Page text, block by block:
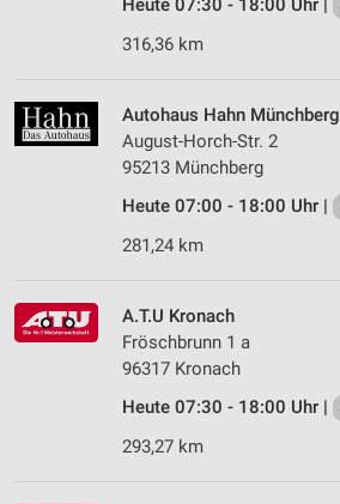
Heute 07:30 - 18:00 Uhr |
316,36 km
Autohaus Hahn Münchberg
August-Horch-Str. 2
95213 Münchberg
Heute 07:00 - 18:00 Uhr |
281,24 km
A.T.U Kronach
Fröschbrunn 1 a
96317 Kronach
Heute 07:30 - 18:00 Uhr |
293,27 km